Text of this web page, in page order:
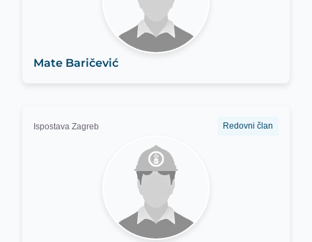
Mate Baričević
Ispostava Zagreb Redovni član